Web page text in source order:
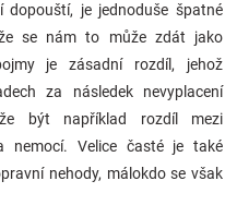
je jednoduše špatné
se nám to může zdát jako
je zásadní rozdíl, jehož
za následek nevyplacení
být například rozdíl mezi
nemocí. Velice časté je také
nehody, málokdo se však